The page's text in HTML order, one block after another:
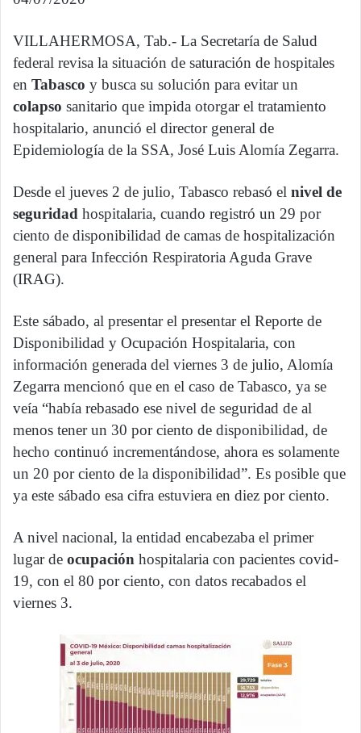
VILLAHERMOSA, Tab.- La Secretaría de Salud
federal revisa la situación de saturación de hospitales
en Tabasco y busca su solución para evitar un
colapso sanitario que impida otorgar el tratamiento
hospitalario, anunció el director general de
Epidemiología de la SSA, José Luis Alomía Zegarra.
Desde el jueves 2 de julio, Tabasco rebasó el nivel de
seguridad hospitalaria, cuando registró un 29 por
ciento de disponibilidad de camas de hospitalización
general para Infección Respiratoria Aguda Grave
(IRAG).
Este sábado, al presentar el presentar el Reporte de
Disponibilidad y Ocupación Hospitalaria, con
información generada del viernes 3 de julio, Alomía
Zegarra mencionó que en el caso de Tabasco, ya se
veía “había rebasado ese nivel de seguridad de al
menos tener un 30 por ciento de disponibilidad, de
hecho continuó incrementándose, ahora es solamente
un 20 por ciento de la disponibilidad”. Es posible que
ya este sábado esa cifra estuviera en diez por ciento.
A nivel nacional, la entidad encabezaba el primer
lugar de ocupación hospitalaria con pacientes covid-
19, con el 80 por ciento, con datos recabados el
viernes 3.